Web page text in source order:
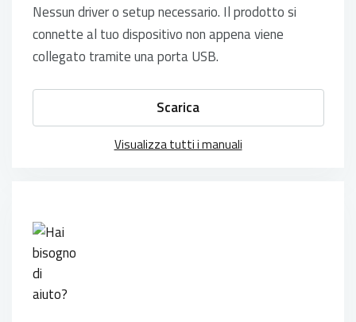
Nessun driver o setup necessario. Il prodotto si
connette al tuo dispositivo non appena viene
collegato tramite una porta USB.
Scarica
Visualizza tutti i manuali